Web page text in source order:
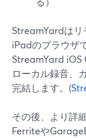
StreamYardはリ
iPadのブラウザ
StreamYard iOS
ローカル録音、
完結します。(
その後、より詳
Ferriteや